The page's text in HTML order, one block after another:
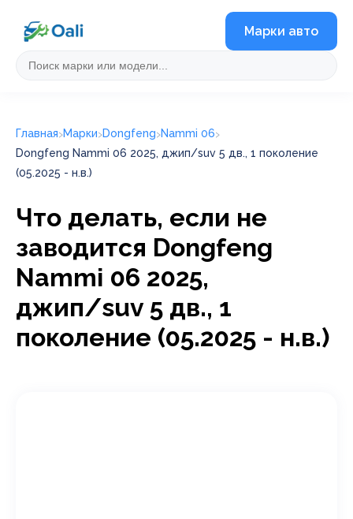
Марки авто
Главная Марки Dongfeng Nammi 06
Dongfeng Nammi 06 2025, джип/suv 5 дв., 1 поколение
(05.2025 - н.в.)
Что делать, если не
заводится Dongfeng
Nammi 06 2025,
джип/suv 5 дв., 1
поколение (05.2025 - н.в.)